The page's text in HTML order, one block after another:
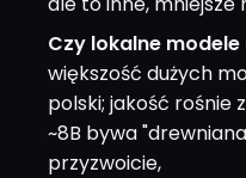
Czy lokalne
większość dużych
polski; jakość rośnie
~8B bywa
przyzwoicie,